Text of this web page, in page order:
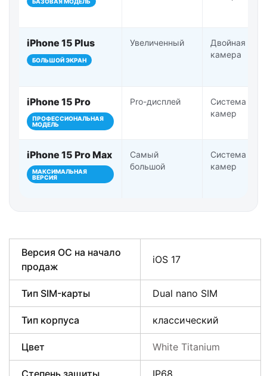
iPhone 15 Plus
БОЛЬШОЙ ЭКРАН
Увеличенный
Двойная
камера
iPhone 15 Pro
ПРОФЕССИОНАЛЬНАЯ
МОДЕЛЬ
Pro-дисплей
Система Pro-
камер
iPhone 15 Pro Max
МАКСИМАЛЬНАЯ
ВЕРСИЯ
Самый
большой
Система Pro-
камер
Версия ОС на начало
продаж
iOS 17
Тип SIM-карты Dual nano SIM
Тип корпуса классический
Цвет White Titanium
Степень защиты IP68